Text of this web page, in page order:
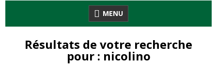
MENU
Résultats de votre recherche
pour : nicolino